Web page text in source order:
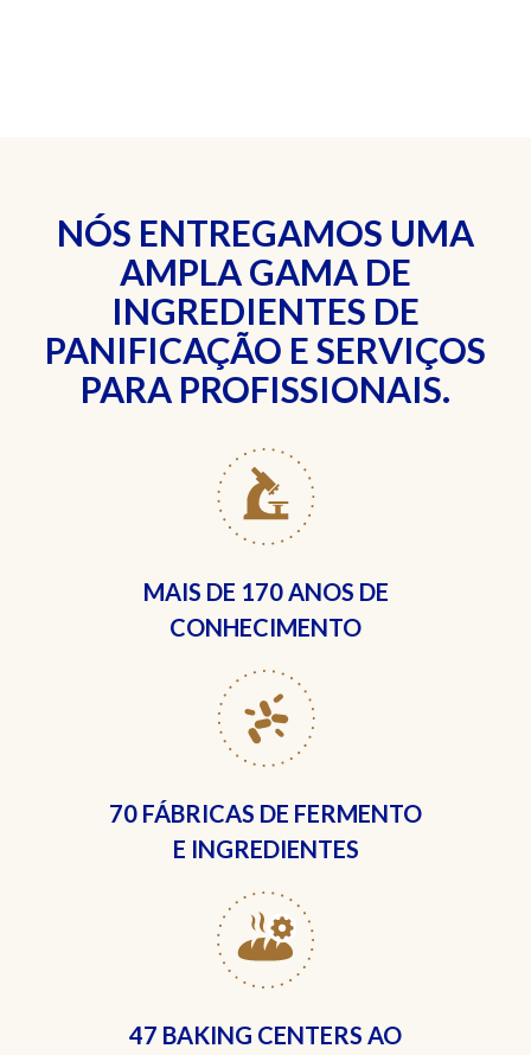
NÓS ENTREGAMOS UMA
AMPLA GAMA DE
INGREDIENTES DE
PANIFICAÇÃO E SERVIÇOS
PARA PROFISSIONAIS.
MAIS DE 170 ANOS DE
CONHECIMENTO
70 FÁBRICAS DE FERMENTO
E INGREDIENTES
47 BAKING CENTERS AO